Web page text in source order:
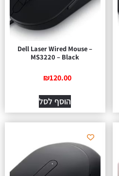
Dell Laser Wired Mouse –
MS3220 – Black
₪120.00
הוסף לסל